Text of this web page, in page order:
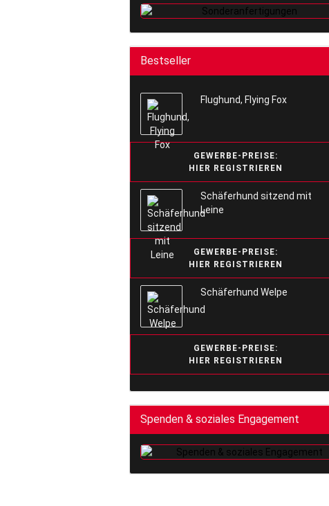
Bestseller
Flughund, Flying Fox
GEWERBE-PREISE:
HIER REGISTRIEREN
Schäferhund sitzend mit
Leine
GEWERBE-PREISE:
HIER REGISTRIEREN
Schäferhund Welpe
GEWERBE-PREISE:
HIER REGISTRIEREN
Spenden & soziales Engagement